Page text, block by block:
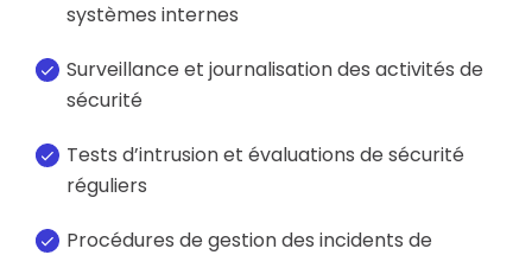
systèmes internes
Surveillance et journalisation des activités de
sécurité
Tests d’intrusion et évaluations de sécurité
réguliers
Procédures de gestion des incidents de